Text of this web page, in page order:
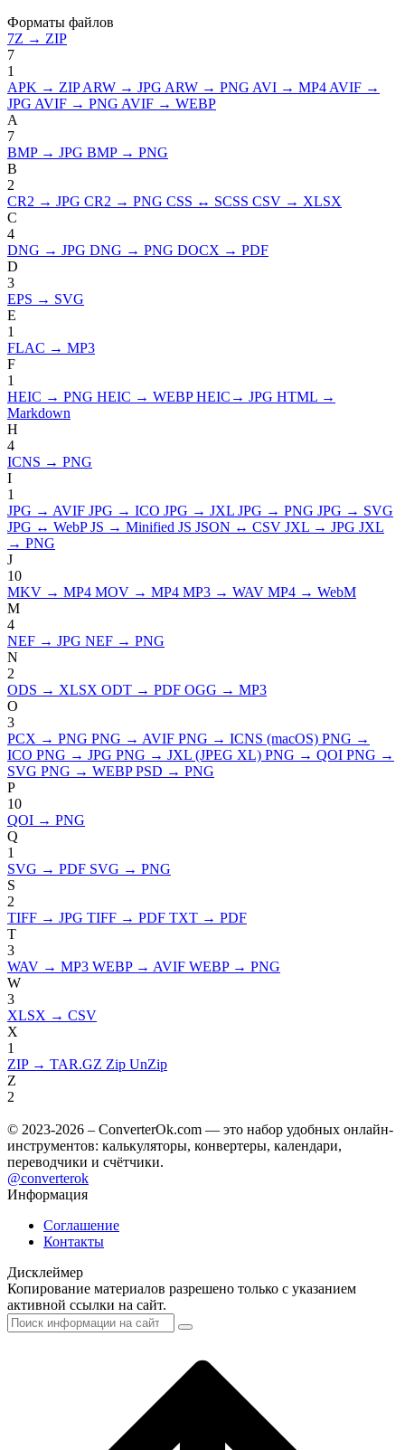
Форматы файлов
7Z → ZIP
7
1
APK → ZIPARW → JPG ARW → PNG AVI → MP4 AVIF →
JPG AVIF → PNG AVIF → WEBP
A
7
BMP → JPG BMP → PNG
B
2
CR2 → JPG CR2 → PNG CSS ↔ SCSS CSV → XLSX
C
4
DNG → JPG DNG → PNG DOCX → PDF
D
3
EPS → SVG
E
1
FLAC → MP3
F
1
HEIC → PNG HEIC → WEBPHEIC→ JPG HTML →
Markdown
H
4
ICNS → PNG
I
1
JPG → AVIF JPG → ICO JPG → JXL JPG → PNG JPG → SVG
JPG ↔ WebPJS → Minified JS JSON ↔ CSV JXL → JPG JXL
→ PNG
J
10
MKV → MP4 MOV → MP4 MP3 → WAV MP4 → WebM
M
4
NEF → JPG NEF → PNG
N
2
ODS → XLSX ODT → PDF OGG → MP3
O
3
PCX → PNG PNG → AVIF PNG → ICNS (macOS) PNG →
ICO PNG → JPG PNG → JXL (JPEG XL) PNG → QOI PNG →
SVG PNG → WEBPPSD → PNG
P
10
QOI → PNG
Q
1
SVG → PDF SVG → PNG
S
2
TIFF → JPG TIFF → PDF TXT → PDF
T
3
WAV → MP3 WEBP → AVIF WEBP → PNG
W
3
XLSX → CSV
X
1
ZIP → TAR.GZ Zip UnZip
Z
2
© 2023-2026 – ConverterOk.com — это набор удобных онлайн-
инструментов: калькуляторы, конвертеры, календари,
переводчики и счётчики.
@converterok
Информация
Соглашение
Контакты
Дисклеймер
Копирование материалов разрешено только с указанием
активной ссылки на сайт.